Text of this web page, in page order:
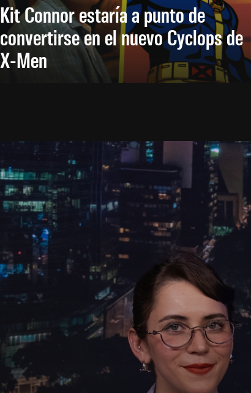
Kit Connor estaría a punto de
convertirse en el nuevo Cyclops de
X-Men